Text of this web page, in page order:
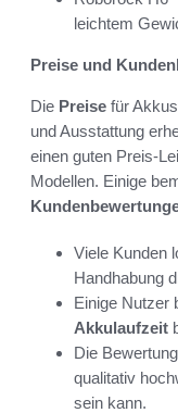
leichtem
Preise und
Die Preise für
und Ausstattung
einen guten Preis-
Modellen. Einige
Viele Kunden
Handhabung
Einige Nutzer
Akkulaufzeit
Die
qualitativ
sein kann.